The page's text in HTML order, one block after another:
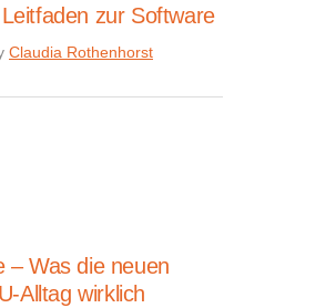
zur Software
Claudia Rothenhorst
– Was die neuen
Alltag wirklich